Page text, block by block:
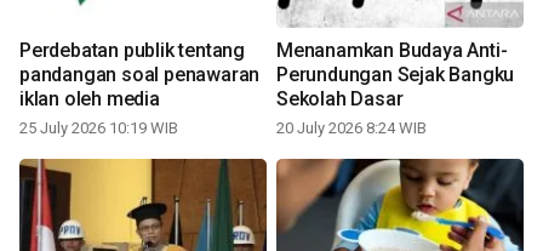
Perdebatan publik tentang
pandangan soal penawaran
iklan oleh media
25 July 2026 10:19 WIB
Menanamkan Budaya Anti-
Perundungan Sejak Bangku
Sekolah Dasar
20 July 2026 8:24 WIB